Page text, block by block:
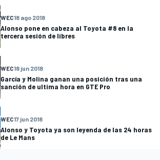
WEC18 ago 2018
Alonso pone en cabeza al Toyota #8 en la
tercera sesión de libres
WEC18 jun 2018
García y Molina ganan una posición tras una
sanción de ultima hora en GTE Pro
WEC17 jun 2018
Alonso y Toyota ya son leyenda de las 24 horas
de Le Mans